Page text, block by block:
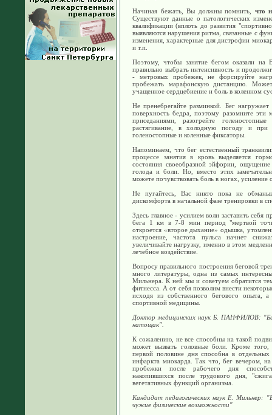
Начиная бежать, Вы должны помнить, что
Существуют данные о патологических
квалификации (вплоть до развития
выявляются нарушения ритма, связанные с
изменения, характерные для дистрофии
и т.п.
Поэтому, чтобы занятие бегом оказали на
правильно выбрать интенсивность и
- метровых пробежек, не форсируйте
пробежать марафонскую дистанцию.
учащенное сердцебиение и боль в коленном
Не пренебрегайте разминкой. Бег
поверхность бедра, поэтому разомните
приседаниями, разогрейте
растягивание, в холодную погоду и при
голеностопные и коленные фиксаторы.
Напоминаем, что бег естественный
процессе занятия в кровь выделяется
состояния своеобразной эйфории,
голода и боли. Но, вместо этих
можете почувствовать боль в ногах,
Не пугайтесь, Вас никто пока не
дискомфорта в начальной фазе тренировки в
Здесь главное - усилием воли заставить
бега 1 км в 7-8 мин период "мертвой
откроется «второе дыхание» одышка,
настроение, частота пульса начнет
увеличивайте нагрузку, именно в этом
лечебное воздействие.
Вопросу правильного построения беговой
много литературы, одна из самых
Мильнера. К ней мы и советуем обратится
фитнесса. А от себя позволим внести
исходя из собственного бегового опыта,
спортивной медицины.
Доктор медицинских наук Б. ПАНФИЛОВ:
натощак".
К сожалению, не все способны на такой
может вызвать головные боли. Кроме того,
первой половине дня способна в
инфаркта миокарда. Так что, бег вечером,
пробежки после рабочего дня
накопившихся после трудового дня,
вегетативных функций организма.
Кандидат педагогических наук Е. Мильнер:
чужие физические возможности"